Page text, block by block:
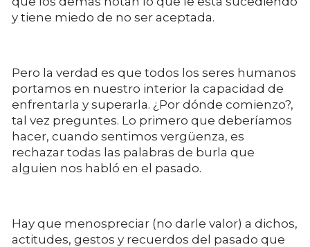
y tiene miedo de no ser aceptada.
Pero la verdad es que todos los seres humanos
portamos en nuestro interior la capacidad de
enfrentarla y superarla. ¿Por dónde comienzo?,
tal vez preguntes. Lo primero que deberíamos
hacer, cuando sentimos vergüenza, es
rechazar todas las palabras de burla que
alguien nos habló en el pasado.
Hay que menospreciar (no darle valor) a dichos,
actitudes, gestos y recuerdos del pasado que